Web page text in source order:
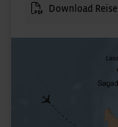
Download